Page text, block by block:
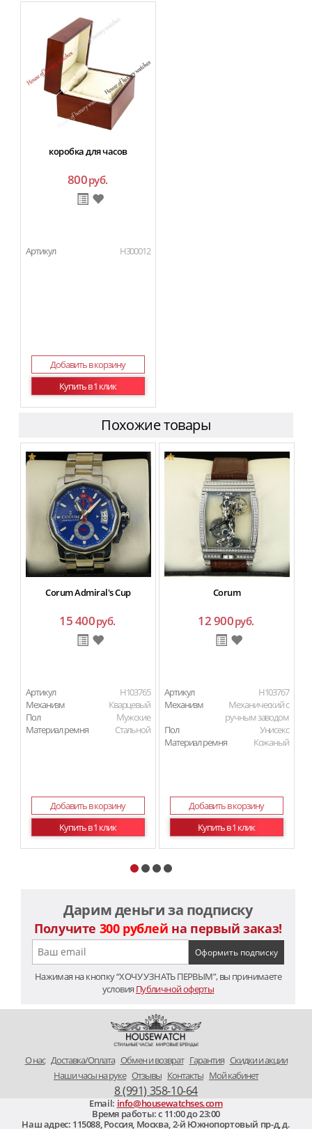
коробка для часов
800руб.
Артикул H300012
Добавить в корзину
Купить в 1 клик
Похожие товары
Corum Admiral's Cup
15 400руб.
Артикул
H103765
Механизм
Кварцевый
Пол
Мужские
Материал ремня
Стальной
Добавить в корзину
Купить в 1 клик
Corum
12 900руб.
Артикул
H103767
Механизм
Механический с
ручным заводом
Пол
Унисекс
Материал ремня
Кожаный
Добавить в корзину
Купить в 1 клик
Дарим деньги за подписку
Получите 300 рублей на первый заказ!
Нажимая на кнопку “ХОЧУ УЗНАТЬ ПЕРВЫМ”, вы принимаете
условия Публичной оферты
O нас Доставка/Оплата Обмен и возврат Гарантия Скидки и акции
Наши часы на руке Отзывы Контакты Мой кабинет
8 (991) 358-10-64
Email: info@housewatchses.com
Время работы: c 11:00 до 23:00
Наш адрес: 115088, Россия, Москва 2-й Южнопортовый пр-д, д.